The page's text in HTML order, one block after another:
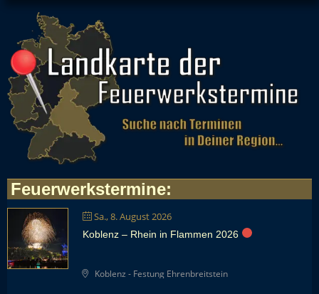
Feuerwerkstermine:
Sa., 8. August 2026
Koblenz – Rhein in Flammen 2026
Koblenz - Festung Ehrenbreitstein